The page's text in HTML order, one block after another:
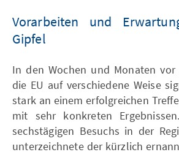
Vorarbeiten und
Gipfel
In den Wochen und Monaten
die EU auf verschiedene Weise
stark an einem erfolgreichen
mit sehr konkreten
sechstägigen Besuchs in der
unterzeichnete der kürzlich